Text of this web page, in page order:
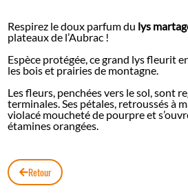
Respirez le doux parfum du lys
plateaux de l’Aubrac !
Espèce protégée, ce grand lys fleurit
les bois et prairies de montagne.
Les fleurs, penchées vers le sol, sont
terminales. Ses pétales, retroussés à
violacé moucheté de pourpre et
étamines orangées.
Retour